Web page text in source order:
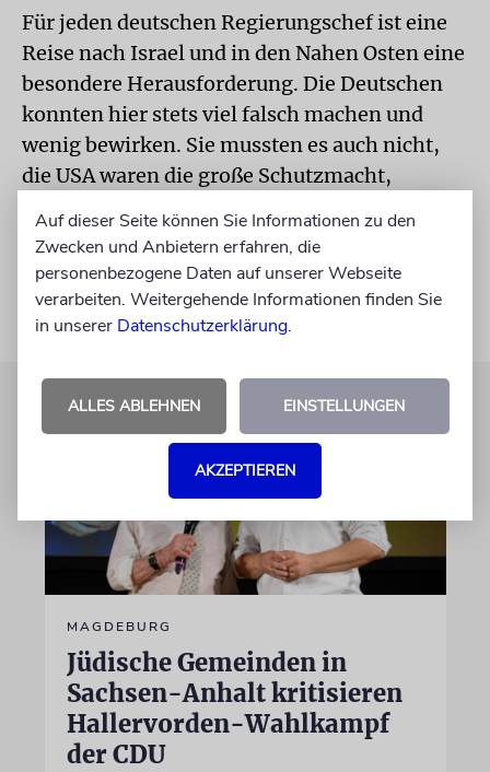
Für jeden deutschen Regierungschef ist eine
Reise nach Israel und in den Nahen Osten eine
besondere Herausforderung. Die Deutschen
konnten hier stets viel falsch machen und
wenig bewirken. Sie mussten es auch nicht,
die USA waren die große Schutzmacht,
Rolle zu. Und die des Geldgebers.
MAGDEBURG
Jüdische Gemeinden in
Sachsen-Anhalt kritisieren
Hallervorden-Wahlkampf
der CDU
Auf dieser Seite können Sie Informationen zu den
Zwecken und Anbietern erfahren, die
personenbezogene Daten auf unserer Webseite
verarbeiten. Weitergehende Informationen finden Sie
in unserer Datenschutzerklärung.
ALLES ABLEHNEN EINSTELLUNGEN
AKZEPTIEREN